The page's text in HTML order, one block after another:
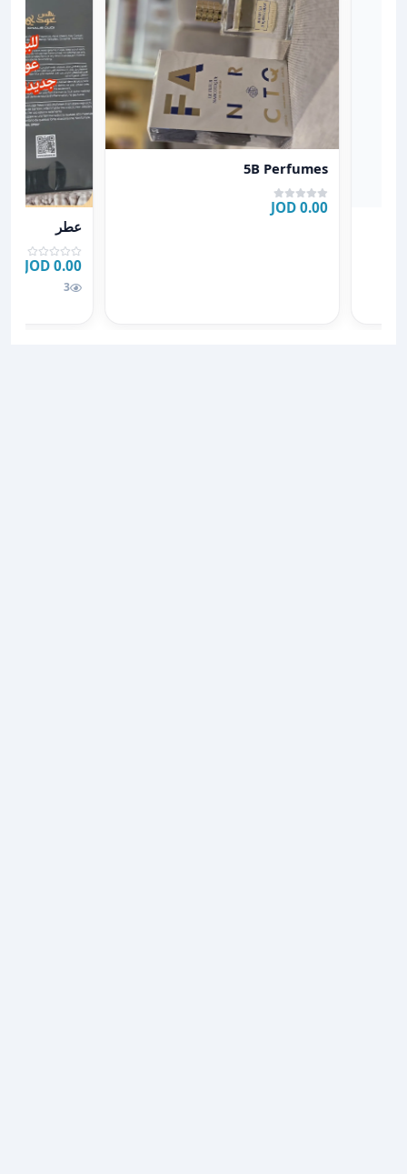
عرض تفاصيل 5B Perfumes
5B Perfumes
0.00 JOD
عرض تفاصيل
عطر
0.00 JOD
3